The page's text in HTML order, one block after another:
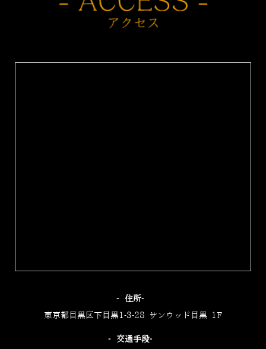
‐住所‐
東京都目黒区下目黒1-3-28 サンウッド目黒 1F
‐交通手段‐